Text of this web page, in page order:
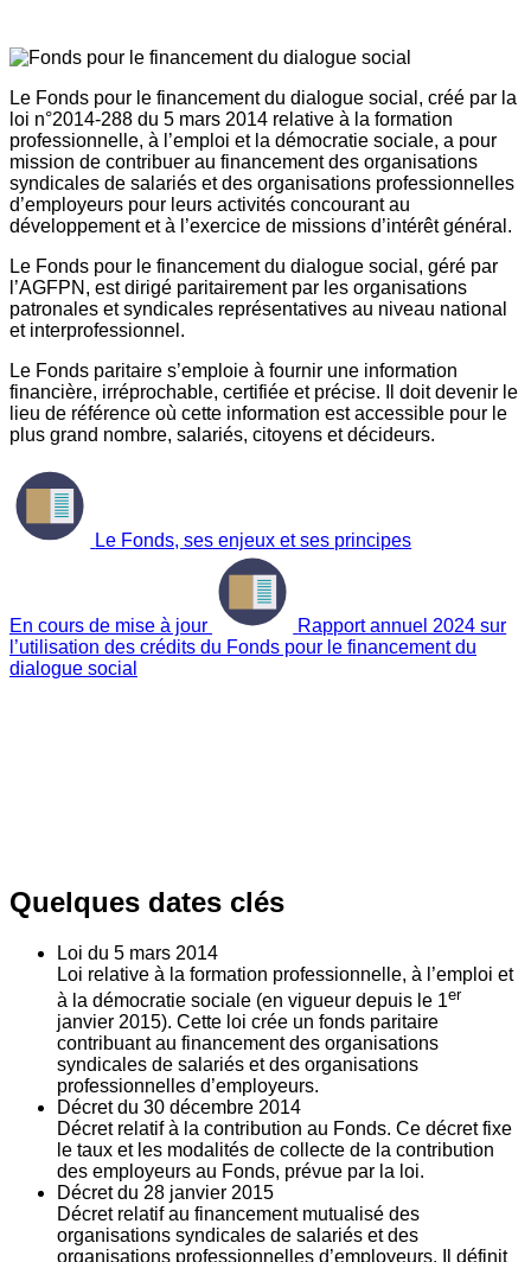
Le Fonds pour le financement du dialogue social, créé par la
loi n°2014-288 du 5 mars 2014 relative à la formation
professionnelle, à l’emploi et la démocratie sociale, a pour
mission de contribuer au financement des organisations
syndicales de salariés et des organisations professionnelles
d’employeurs pour leurs activités concourant au
développement et à l’exercice de missions d’intérêt général.
Le Fonds pour le financement du dialogue social, géré par
l’AGFPN, est dirigé paritairement par les organisations
patronales et syndicales représentatives au niveau national
et interprofessionnel.
Le Fonds paritaire s’emploie à fournir une information
financière, irréprochable, certifiée et précise. Il doit devenir le
lieu de référence où cette information est accessible pour le
plus grand nombre, salariés, citoyens et décideurs.
Le Fonds, ses enjeux et ses principes
En cours de mise à jour
Rapport annuel 2024 sur
l’utilisation des crédits du Fonds pour le financement du
dialogue social
Quelques dates clés
Loi du 5 mars 2014
Loi relative à la formation professionnelle, à l’emploi et
à la démocratie sociale (en vigueur depuis le 1er
janvier 2015). Cette loi crée un fonds paritaire
contribuant au financement des organisations
syndicales de salariés et des organisations
professionnelles d’employeurs.
Décret du 30 décembre 2014
Décret relatif à la contribution au Fonds. Ce décret fixe
le taux et les modalités de collecte de la contribution
des employeurs au Fonds, prévue par la loi.
Décret du 28 janvier 2015
Décret relatif au financement mutualisé des
organisations syndicales de salariés et des
organisations professionnelles d’employeurs. Il définit